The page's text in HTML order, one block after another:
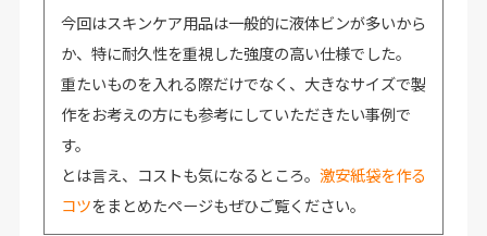
今回はスキンケア用品は一般的に液体ビンが多いから
か、特に耐久性を重視した強度の高い仕様でした。
重たいものを入れる際だけでなく、大きなサイズで製
作をお考えの方にも参考にしていただきたい事例で
す。
とは言え、コストも気になるところ。 激安紙袋を作る
コツをまとめたページもぜひご覧ください。